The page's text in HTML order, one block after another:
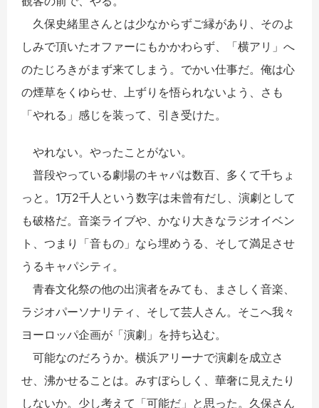
久保史緒里さんとは少なからずご縁があり、そのよ
しみで頂いたオファーにもかかわらず、「横アリ」へ
のたじろきがまず来てしまう。でかい仕事だ。俺は心
の煙草をくゆらせ、上ずりを悟られないよう、さも
「やれる」感じを装って、引き受けた。
やれない。やったことがない。
普段やっている劇場のキャパは数百、多くて千ちょ
っと。1万2千人という数字は未曾有だし、演劇として
も破格だ。音楽ライブや、かなり大きなラジオイベン
ト、つまり「音もの」なら埋めうる、そして満足させ
うるキャパシティ。
青春文化祭の他の出演者をみても、まさしく音楽、
ラジオパーソナリティ、そして芸人さん。そこへ我々
ヨーロッパ企画が「演劇」を持ち込む。
可能なのだろうか。横浜アリーナで演劇を成立さ
せ、沸かせることは。みすぼらしく、華奢に見えたり
しないか。少し考えて「可能だ」と思った。久保さん